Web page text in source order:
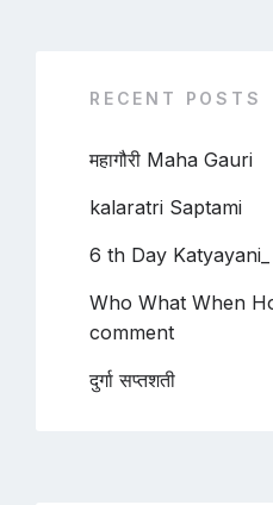
RECENT POSTS
महागौरी Maha Gauri
kalaratri Saptami
6 th Day Katyayani_
Who What When
comment
दुर्गा सप्तशती